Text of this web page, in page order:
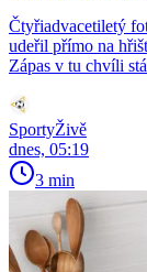
Čtyřiadvacetiletý
udeřil přímo na
Zápas v tu chvíli
SportyŽivě
dnes, 05:19
3 min